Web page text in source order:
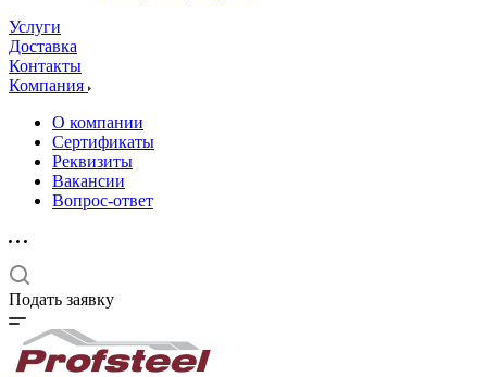
Услуги
Доставка
Контакты
Компания
О компании
Сертификаты
Реквизиты
Вакансии
Вопрос-ответ
Подать заявку